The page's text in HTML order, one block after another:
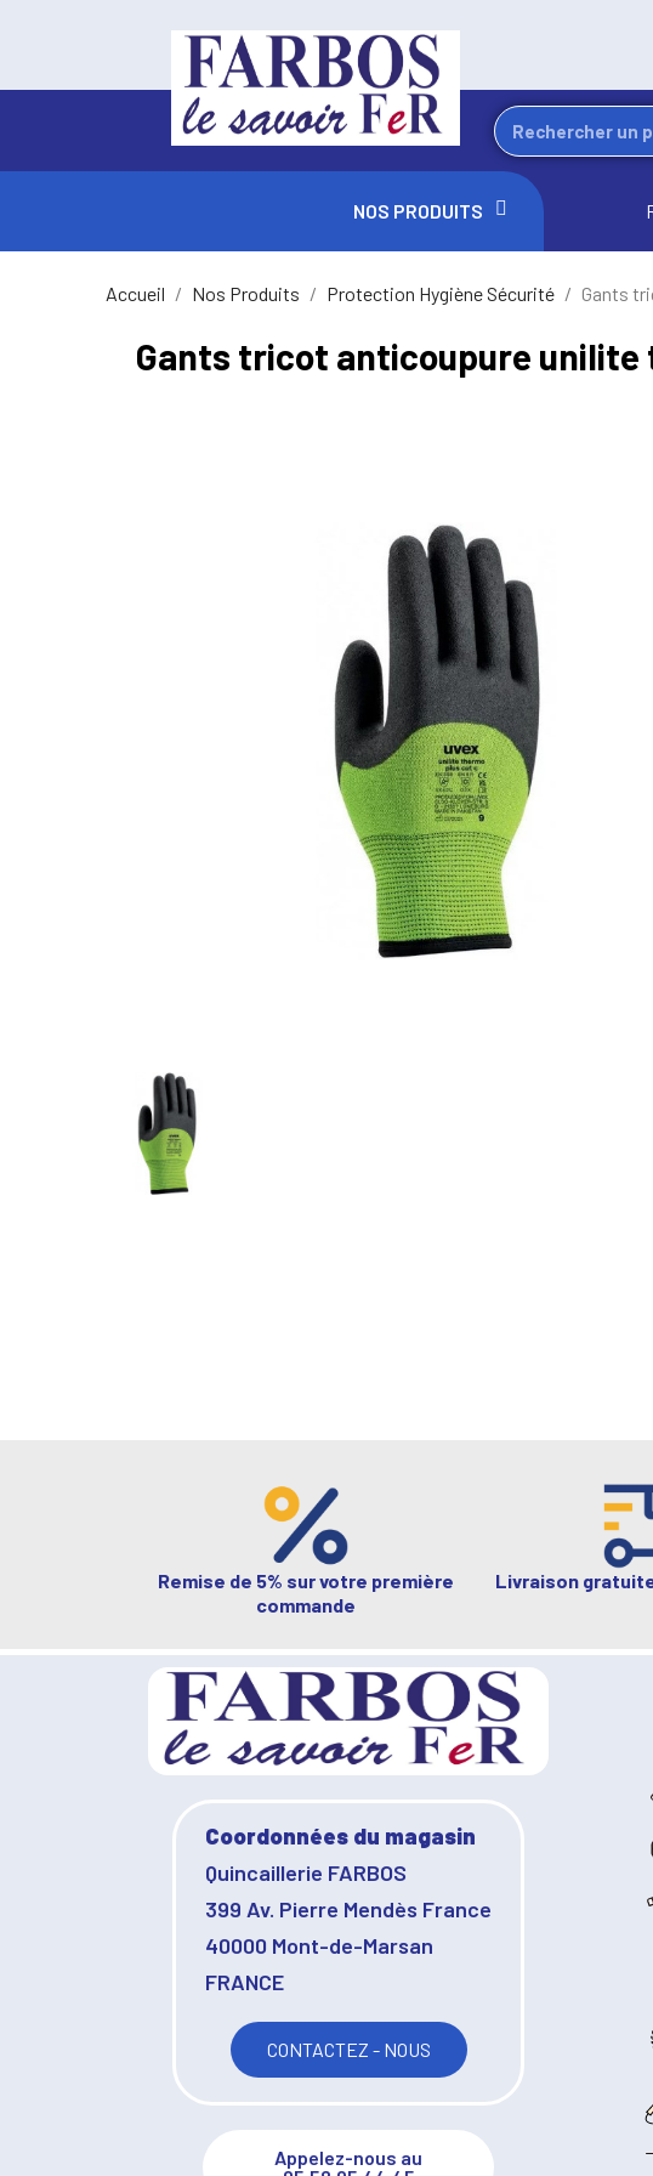
NOS PRODUITS
Accueil Nos Produits Protection Hygiène Sécurité Gants
Gants tricot anticoupure unilite
Remise de 5% sur votre première
commande
Livraison
Coordonnées du magasin
Quincaillerie FARBOS
399 Av. Pierre Mendès France
40000 Mont-de-Marsan
FRANCE
CONTACTEZ - NOUS
Appelez-nous au